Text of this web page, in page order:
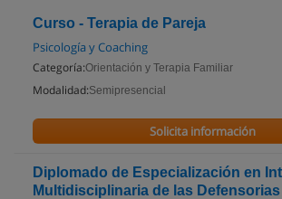
Curso - Terapia de Pareja
Psicología y Coaching
Categoría:Orientación y Terapia Familiar
Modalidad:Semipresencial
Solicita información
Diplomado de Especialización en
Multidisciplinaria de las Defensorias